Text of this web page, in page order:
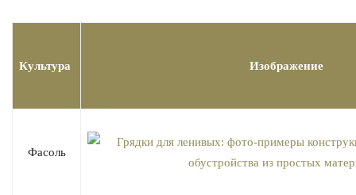
Культура Изображение
Фасоль